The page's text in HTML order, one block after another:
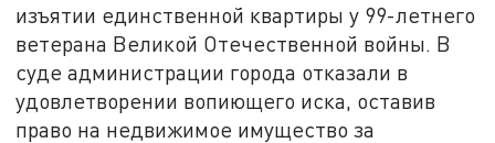
изъятии единственной квартиры у 99-летнего
ветерана Великой Отечественной войны. В
суде администрации города отказали в
удовлетворении вопиющего иска, оставив
право на недвижимое имущество за